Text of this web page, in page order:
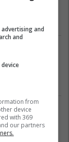
19:00
për
energjisë
ndërton
sportit
and
and
from
device
with 369
our partners